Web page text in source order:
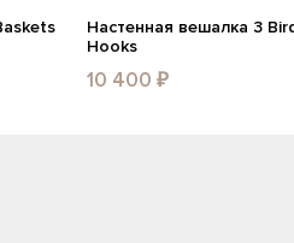
Настенная вешалка 3
Hooks
10 400 ₽